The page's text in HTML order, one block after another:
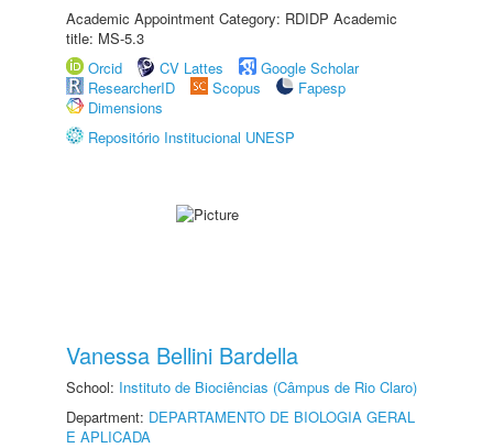
Academic Appointment Category: RDIDP Academic
title: MS-5.3
Orcid
CV Lattes
Google Scholar
ResearcherID
Scopus
Fapesp
Dimensions
Repositório Institucional UNESP
Vanessa Bellini Bardella
School: Instituto de Biociências (Câmpus de Rio Claro)
Department: DEPARTAMENTO DE BIOLOGIA GERAL
E APLICADA